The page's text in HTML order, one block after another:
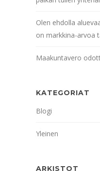
Olen ehdolla
on markkina-arvoa
Maakuntavero
KATEGORIAT
Blogi
Yleinen
ARKISTOT